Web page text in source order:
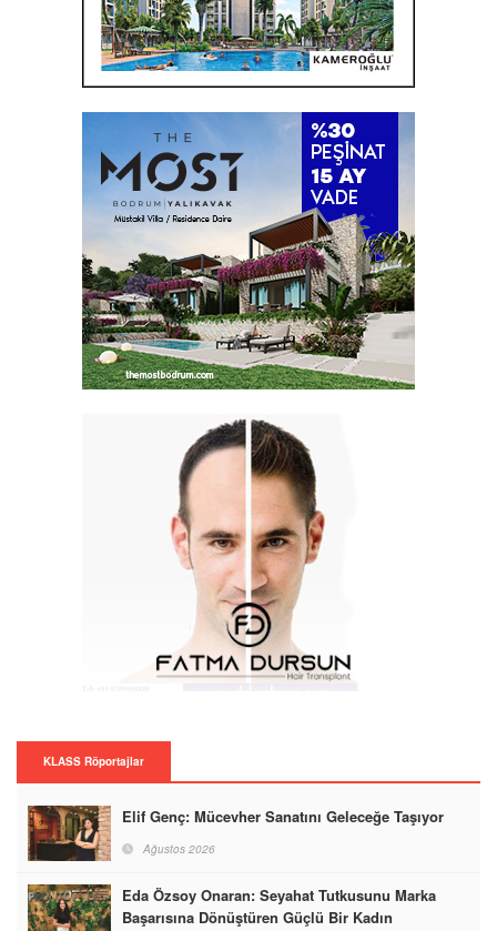
KLASS Röportajlar
Elif Genç: Mücevher Sanatını Geleceğe Taşıyor
Ağustos 2026
Eda Özsoy Onaran: Seyahat Tutkusunu Marka
Başarısına Dönüştüren Güçlü Bir Kadın